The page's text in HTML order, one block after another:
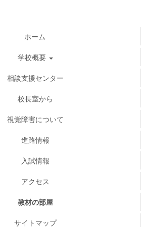
ホーム
学校概要
相談支援センター
校長室から
視覚障害について
進路情報
入試情報
アクセス
教材の部屋
サイトマップ